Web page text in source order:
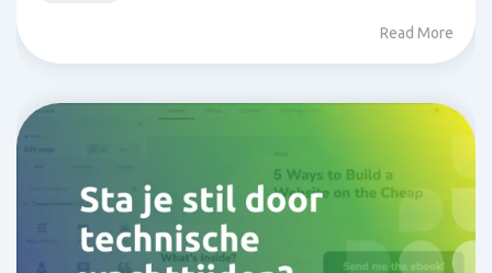
Read More